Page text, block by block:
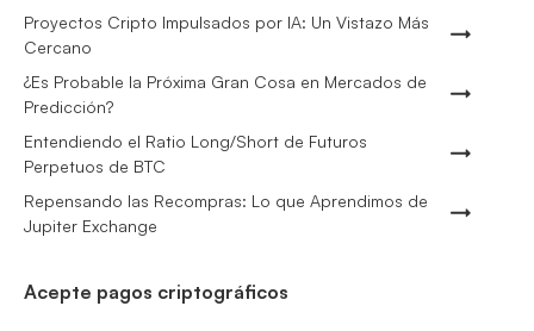
Proyectos Cripto Impulsados por IA: Un Vistazo Más
Cercano
¿Es Probable la Próxima Gran Cosa en Mercados de
Predicción?
Entendiendo el Ratio Long/Short de Futuros
Perpetuos de BTC
Repensando las Recompras: Lo que Aprendimos de
Jupiter Exchange
Acepte pagos criptográficos